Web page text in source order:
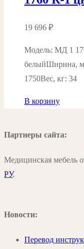
19 696 ₽
Модель: МД 1
белыйШирина,
1750Вес, кг: 34
В корзину
Партнеры сайта:
Медицинская мебель
РУ.
Новости:
Перевод